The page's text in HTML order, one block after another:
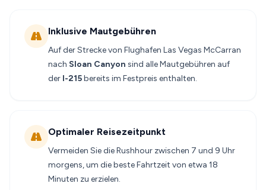
Inklusive Mautgebühren
Auf der Strecke von Flughafen Las Vegas McCarran
nach Sloan Canyon sind alle Mautgebühren auf
der I-215bereits im Festpreis enthalten.
Optimaler Reisezeitpunkt
Vermeiden Sie die Rushhour zwischen 7 und 9 Uhr
morgens, um die beste Fahrtzeit von etwa 18
Minuten zu erzielen.